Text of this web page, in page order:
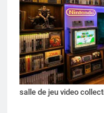
salle de jeu video